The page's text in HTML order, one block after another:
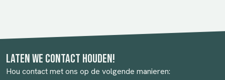
Laten we contact houden!
Hou contact met ons op de volgende manieren: